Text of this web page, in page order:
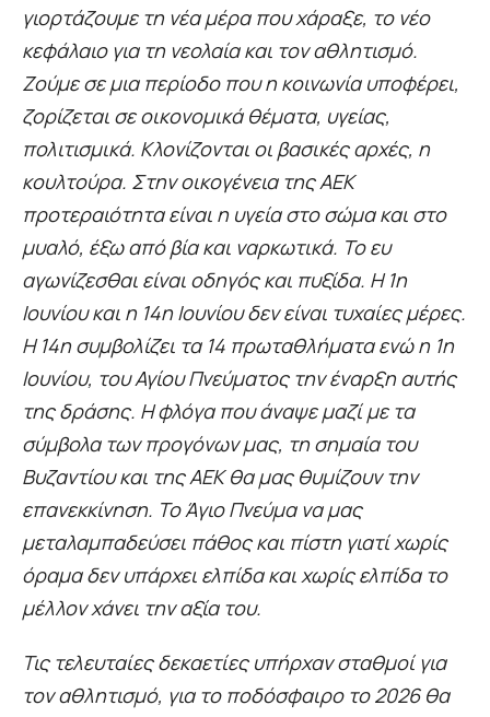
γιορτάζουμε τη νέα μέρα που χάραξε, το νέο
κεφάλαιο για τη νεολαία και τον αθλητισμό.
Ζούμε σε μια περίοδο που η κοινωνία υποφέρει,
ζορίζεται σε οικονομικά θέματα, υγείας,
πολιτισμικά. Κλονίζονται οι βασικές αρχές, η
κουλτούρα. Στην οικογένεια της ΑΕΚ
προτεραιότητα είναι η υγεία στο σώμα και στο
μυαλό, έξω από βία και ναρκωτικά. Το ευ
αγωνίζεσθαι είναι οδηγός και πυξίδα. Η 1η
Ιουνίου και η 14η Ιουνίου δεν είναι τυχαίες μέρες.
Η 14η συμβολίζει τα 14 πρωταθλήματα ενώ η 1η
Ιουνίου, του Αγίου Πνεύματος την έναρξη αυτής
της δράσης. Η φλόγα που άναψε μαζί με τα
σύμβολα των προγόνων μας, τη σημαία του
Βυζαντίου και της ΑΕΚ θα μας θυμίζουν την
επανεκκίνηση. Το Άγιο Πνεύμα να μας
μεταλαμπαδεύσει πάθος και πίστη γιατί χωρίς
όραμα δεν υπάρχει ελπίδα και χωρίς ελπίδα το
μέλλον χάνει την αξία του.
Τις τελευταίες δεκαετίες υπήρχαν σταθμοί για
τον αθλητισμό, για το ποδόσφαιρο το 2026 θα